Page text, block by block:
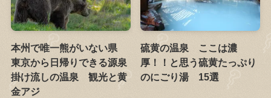
本州で唯一熊がいない県
東京から日帰りできる源泉
掛け流しの温泉 観光と黄
金アジ
硫黄の温泉 ここは濃
厚！！と思う硫黄たっぷり
のにごり湯 15選